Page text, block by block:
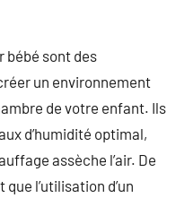
bébé sont des
un environnement
de votre enfant. Ils
d’humidité optimal,
assèche l’air. De
l’utilisation d’un